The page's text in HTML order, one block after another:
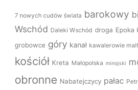
7 nowych cudów świata barokowy
Wschód Daleki Wschód droga Epoka
grobowce góry kanał kawalerowie
kościół Kreta Małopolska minojski
obronne Nabatejczycy pałac